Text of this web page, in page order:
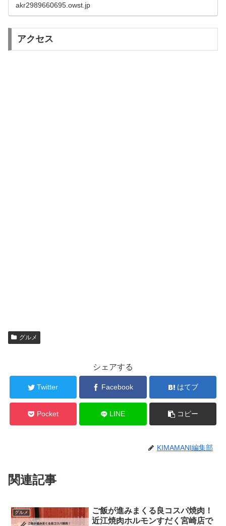
ラと海鮮魚介に加えて、ジビエ蝦夷鹿、牛、豚、鶏も北海
道！...
akr2989660695.owst.jp
アクセス
グルメ
シェアする
Twitter Facebook はてブ
Pocket LINE コピー
KIMAMANI編集部
関連記事
グルメ
ご飯が進みまくる良コスパ焼肉！
近江焼肉ホルモンすだく宮崎店で